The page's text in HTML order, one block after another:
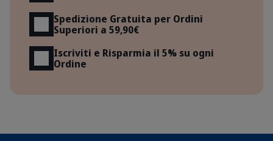
Spedizione Gratuita per Ordini
Superiori a 59,90€
Iscriviti e Risparmia il 5% su ogni
Ordine